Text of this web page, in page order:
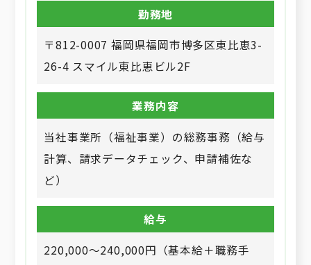
勤務地
〒812-0007 福岡県福岡市博多区東比恵3-
26-4 スマイル東比恵ビル2F
業務内容
当社事業所（福祉事業）の総務事務（給与
計算、請求データチェック、申請補佐な
ど）
給与
220,000～240,000円（基本給＋職務手